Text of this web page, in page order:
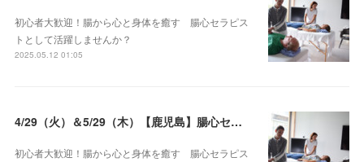
初心者大歓迎！腸から心と身体を癒す 腸心セラピス
トとして活躍しませんか？
2025.05.12 01:05
4/29（火）＆5/29（木）【鹿児島】腸心セラピスト養成コース《２日間コース》開講決定
初心者大歓迎！腸から心と身体を癒す 腸心セラピス